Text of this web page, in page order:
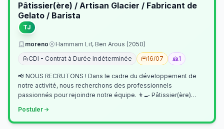
Pâtissier(ère) / Artisan Glacier / Fabricant de
Gelato / Barista
TJ
moreno
Hammam Lif, Ben Arous (2050)
CDI - Contrat à Durée Indéterminée
16/07 1
📢 NOUS RECRUTONS ! Dans le cadre du développement de
notre activité, nous recherchons des professionnels
passionnés pour rejoindre notre équipe. 👨‍🍳 Pâtissier(ère)
Postuler